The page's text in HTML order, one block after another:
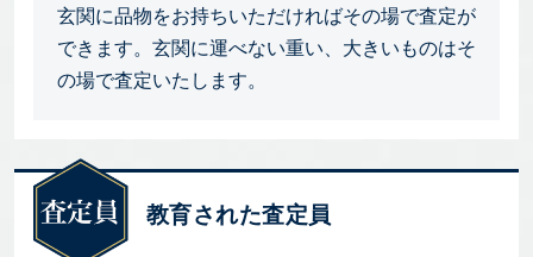
玄関に品物をお持ちいただければその場で査定が
できます。玄関に運べない重い、大きいものはそ
の場で査定いたします。
教育された査定員